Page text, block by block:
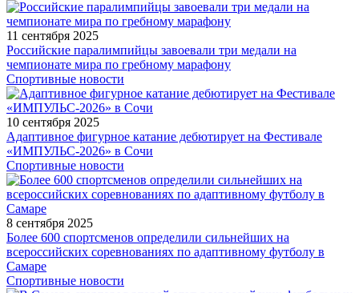
11 сентября 2025
Российские паралимпийцы завоевали три медали на
чемпионате мира по гребному марафону
Спортивные новости
10 сентября 2025
Адаптивное фигурное катание дебютирует на Фестивале
«ИМПУЛЬС-2026» в Сочи
Спортивные новости
8 сентября 2025
Более 600 спортсменов определили сильнейших на
всероссийских соревнованиях по адаптивному футболу в
Самаре
Спортивные новости